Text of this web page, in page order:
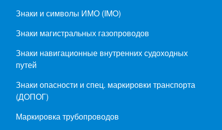
Знаки и символы ИМО (IMO)
Знаки магистральных газопроводов
Знаки навигационные внутренних судоходных
путей
Знаки опасности и спец. маркировки транспорта
(ДОПОГ)
Маркировка трубопроводов